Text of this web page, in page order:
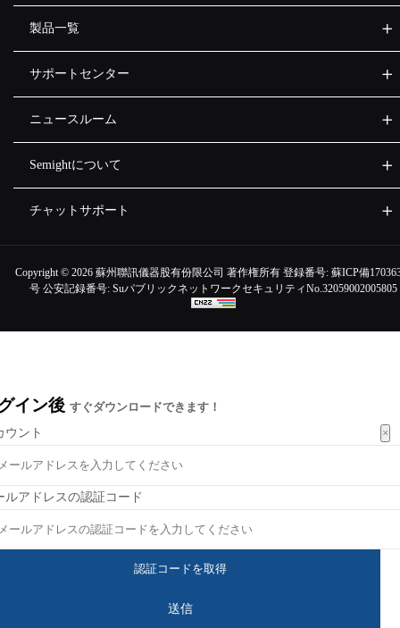
製品一覧
サポートセンター
ニュースルーム
Semightについて
チャットサポート
Copyright © 2026 蘇州聯訊儀器股有份限公司 著作権所有 登録番号: 蘇ICP備
号 公安記録番号: SuパブリックネットワークセキュリティNo.32059002005805
×
イン後すぐダウンロードできます！
ウント
ルアドレスの認証コード
送信